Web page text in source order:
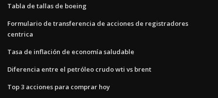
Tabla de tallas de boeing
Formulario de transferencia de acciones de registradores
centrica
Tasa de inflación de economía saludable
Diferencia entre el petróleo crudo wti vs brent
Top 3 acciones para comprar hoy